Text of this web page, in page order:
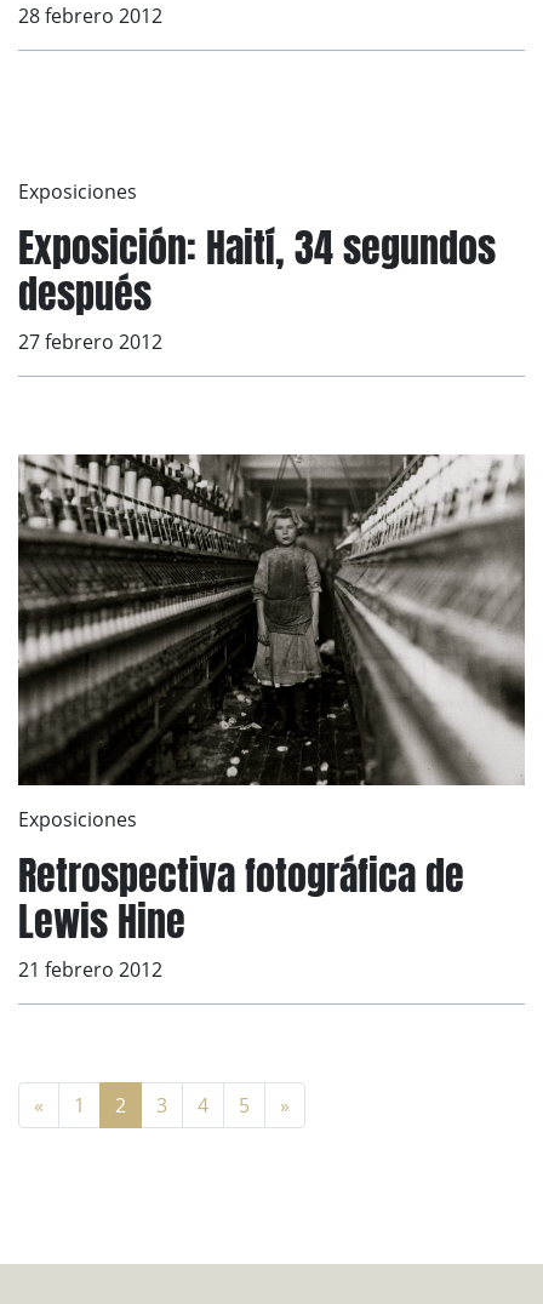
28 febrero 2012
Exposiciones
Exposición: Haití, 34 segundos
después
27 febrero 2012
Exposiciones
Retrospectiva fotográfica de
Lewis Hine
21 febrero 2012
« 1 2 3 4 5 »